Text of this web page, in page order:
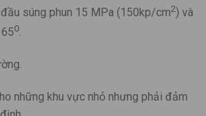
súng phun 15 MPa (150kp/cm2) và
0.
những khu vực nhỏ nhưng phải đảm